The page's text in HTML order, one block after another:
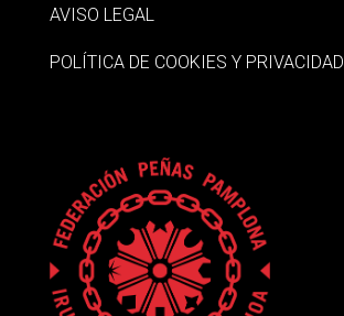
AVISO LEGAL
POLÍTICA DE COOKIES Y PRIVACIDAD